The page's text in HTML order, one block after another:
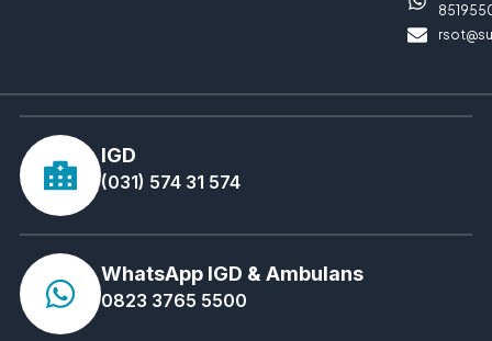
IGD
(031) 574 31 574
WhatsApp IGD & Ambulans
0823 3765 5500